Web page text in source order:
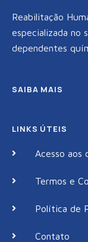
Reabilitação
especializada no
dependentes
SAIBA MAIS
LINKS ÚTEIS
Acesso aos
Termos e
Política de
Contato